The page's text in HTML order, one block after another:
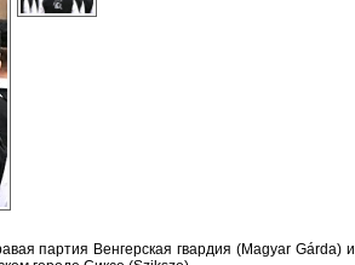
партия Венгерская гвардия (Magyar Gárda) и